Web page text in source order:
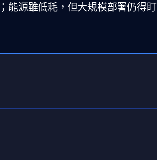
能源雖低耗，但大規模部署仍得盯